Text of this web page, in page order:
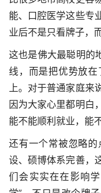
能、口腔医学这些专
业后不是只看牌子，
这也是佛大最聪明的
线，而是把优势放
上。对于普通家庭来
因为大家心里都明白
能不能顺利就业，能
还有一个常被忽略
设、硕博体系完善，
们会实实在在影响